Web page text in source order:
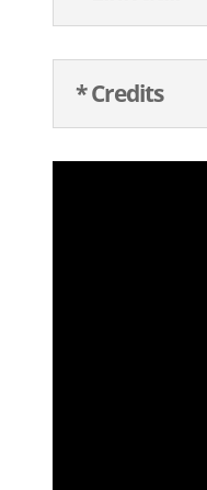
* Credits